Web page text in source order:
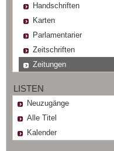
Handschriften
Karten
Parlamentarier
Zeitschriften
Zeitungen
LISTEN
Neuzugänge
Alle Titel
Kalender